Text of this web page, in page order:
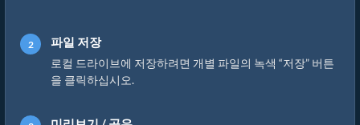
파일 저장
로컬 드라이브에 저장하려면 개별 파일의 녹색 “저장” 버튼
을 클릭하십시오.